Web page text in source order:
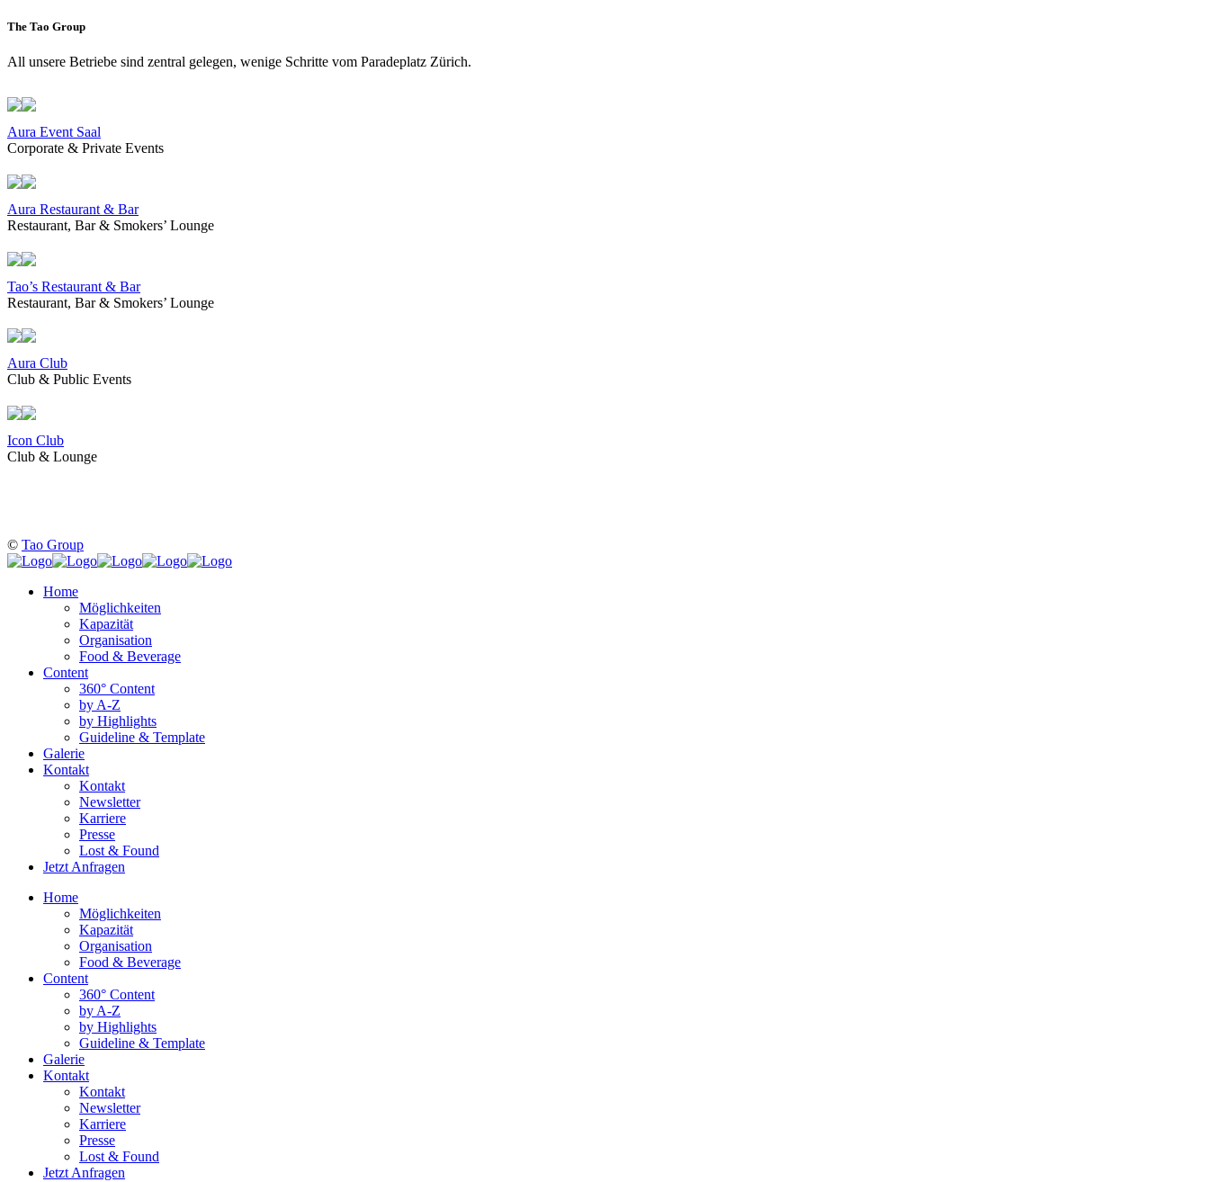
The Tao Group
All unsere Betriebe sind zentral gelegen, wenige Schritte vom Paradeplatz Zürich.
Aura Event Saal
Corporate & Private Events
Aura Restaurant & Bar
Restaurant, Bar & Smokers’ Lounge
Tao’s Restaurant & Bar
Restaurant, Bar & Smokers’ Lounge
Aura Club
Club & Public Events
Icon Club
Club & Lounge
© Tao Group
Home
Möglichkeiten
Kapazität
Organisation
Food & Beverage
Content
360° Content
by A-Z
by Highlights
Guideline & Template
Galerie
Kontakt
Kontakt
Newsletter
Karriere
Presse
Lost & Found
Jetzt Anfragen
Home
Möglichkeiten
Kapazität
Organisation
Food & Beverage
Content
360° Content
by A-Z
by Highlights
Guideline & Template
Galerie
Kontakt
Kontakt
Newsletter
Karriere
Presse
Lost & Found
Jetzt Anfragen